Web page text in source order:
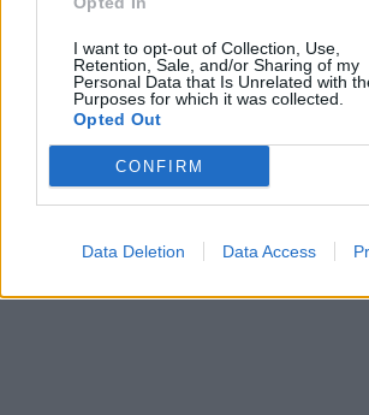
I want to opt-out of Collection, Use,
Retention, Sale, and/or Sharing of my
Personal Data that Is Unrelated with
Purposes for which it was collected.
Opted Out
CONFIRM
Data Deletion Data Access